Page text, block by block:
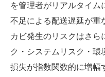
を管理者がリアルタイム
不足による配送遅延が重
カビ発生のリスクはさら
ク・システムリスク・環
損失が指数関数的に増幅